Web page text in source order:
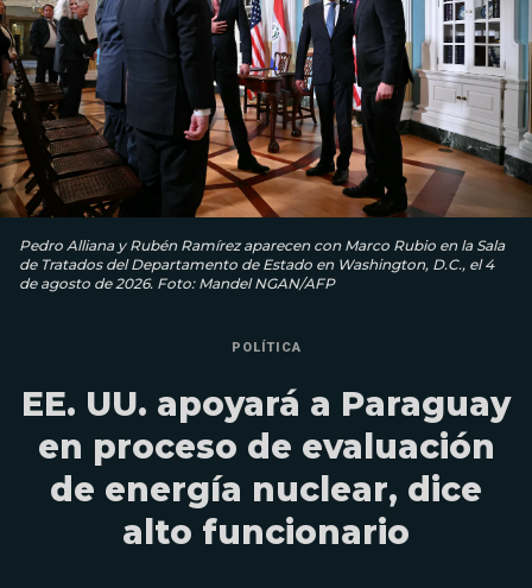
Pedro Alliana y Rubén Ramírez aparecen con Marco Rubio en la Sala
de Tratados del Departamento de Estado en Washington, D.C., el 4
de agosto de 2026. Foto: Mandel NGAN/AFP
POLÍTICA
EE. UU. apoyará a Paraguay
en proceso de evaluación
de energía nuclear, dice
alto funcionario